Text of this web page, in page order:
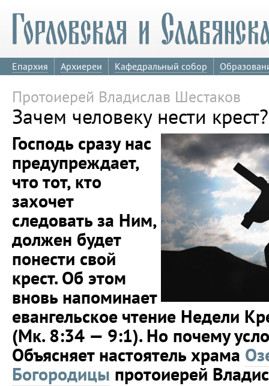
Епархия Архиереи Кафедральный собор
Протоиерей Владислав Шестаков
Зачем человеку нести крест?
Господь сразу нас
предупреждает,
что тот, кто
захочет
следовать за Ним,
должен будет
понести свой
крест. Об этом
вновь напоминает
евангельское чтение Недели
(Мк. 8:34 — 9:1). Но почему
Объясняет настоятель храма
Богородицы протоиерей